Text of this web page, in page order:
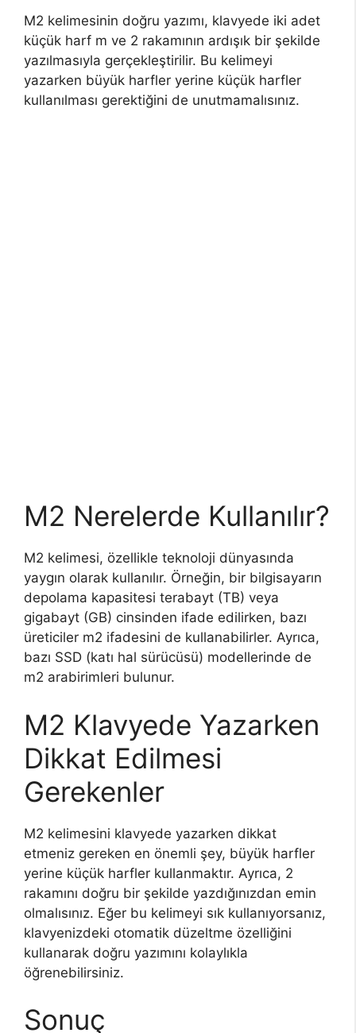
M2 kelimesinin doğru yazımı, klavyede iki adet
küçük harf m ve 2 rakamının ardışık bir şekilde
yazılmasıyla gerçekleştirilir. Bu kelimeyi
yazarken büyük harfler yerine küçük harfler
kullanılması gerektiğini de unutmamalısınız.
M2 Nerelerde Kullanılır?
M2 kelimesi, özellikle teknoloji dünyasında
yaygın olarak kullanılır. Örneğin, bir bilgisayarın
depolama kapasitesi terabayt (TB) veya
gigabayt (GB) cinsinden ifade edilirken, bazı
üreticiler m2 ifadesini de kullanabilirler. Ayrıca,
bazı SSD (katı hal sürücüsü) modellerinde de
m2 arabirimleri bulunur.
M2 Klavyede Yazarken
Dikkat Edilmesi
Gerekenler
M2 kelimesini klavyede yazarken dikkat
etmeniz gereken en önemli şey, büyük harfler
yerine küçük harfler kullanmaktır. Ayrıca, 2
rakamını doğru bir şekilde yazdığınızdan emin
olmalısınız. Eğer bu kelimeyi sık kullanıyorsanız,
klavyenizdeki otomatik düzeltme özelliğini
kullanarak doğru yazımını kolaylıkla
öğrenebilirsiniz.
Sonuç